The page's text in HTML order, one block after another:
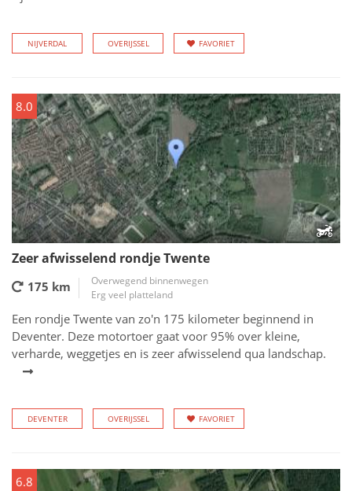
NIJVERDAL OVERIJSSEL FAVORIET
8.0
Zeer afwisselend rondje Twente
175 km
Overwegend binnenwegen
Erg veel platteland
Een rondje Twente van zo'n 175 kilometer beginnend in
Deventer. Deze motortoer gaat voor 95% over kleine,
verharde, weggetjes en is zeer afwisselend qua landschap.
DEVENTER OVERIJSSEL FAVORIET
6.8